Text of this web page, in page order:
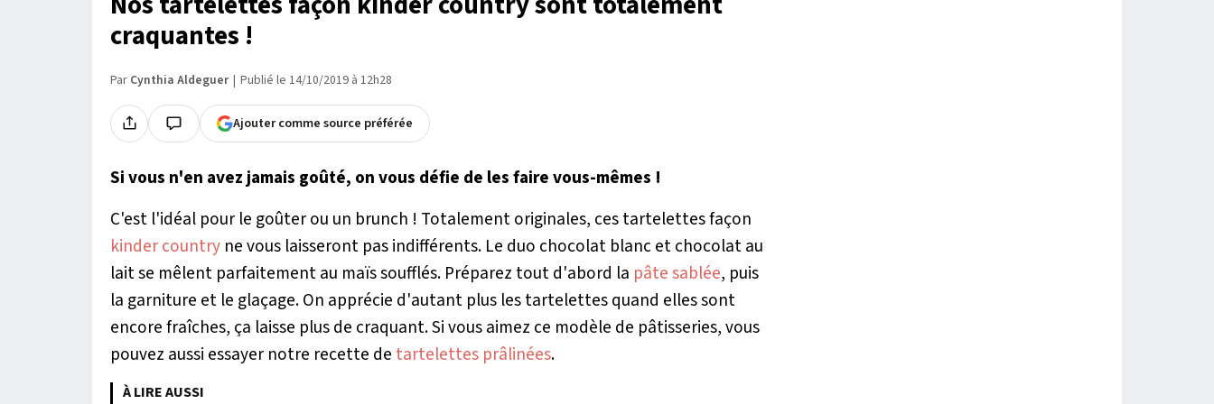
craquantes !
Par Cynthia Aldeguer Publié le 14/10/2019 à 12h28
Ajouter comme source préférée
Si vous n'en avez jamais goûté, on vous défie de les faire vous-mêmes !
C'est l'idéal pour le goûter ou un brunch ! Totalement originales, ces tartelettes façon
kinder country ne vous laisseront pas indifférents. Le duo chocolat blanc et chocolat au
lait se mêlent parfaitement au maïs soufflés. Préparez tout d'abord la pâte sablée, puis
la garniture et le glaçage. On apprécie d'autant plus les tartelettes quand elles sont
encore fraîches, ça laisse plus de craquant. Si vous aimez ce modèle de pâtisseries, vous
pouvez aussi essayer notre recette de tartelettes prâlinées.
À LIRE AUSSI